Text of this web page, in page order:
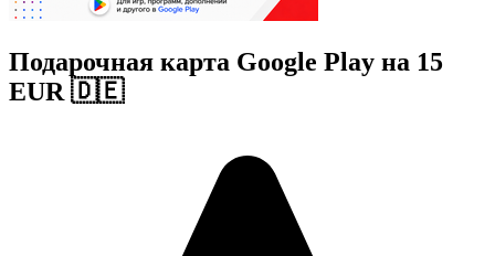
Подарочная карта Google Play на 15
EUR 🇩🇪